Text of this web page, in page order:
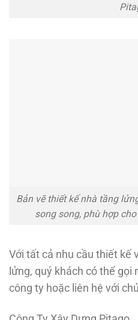
Bản vẽ thiết kế nhà tầng
song song, phù hợp
Với tất cả nhu cầu thiết kế
lửng, quý khách có thể gọi
công ty hoặc liên hệ với